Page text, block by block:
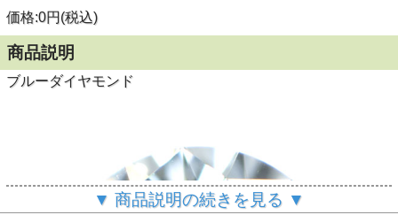
価格:0円(税込)
商品説明
ブルーダイヤモンド
▼ 商品説明の続きを見る ▼